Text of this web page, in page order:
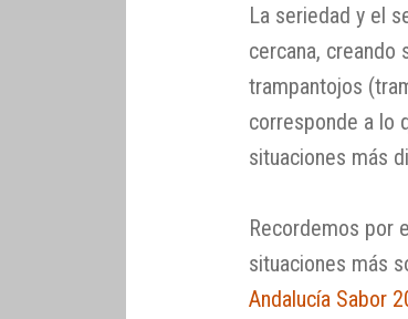
La seriedad y el
cercana,
trampantojos
corresponde a lo
situaciones más
Recordemos por
situaciones más
Andalucía Sabor